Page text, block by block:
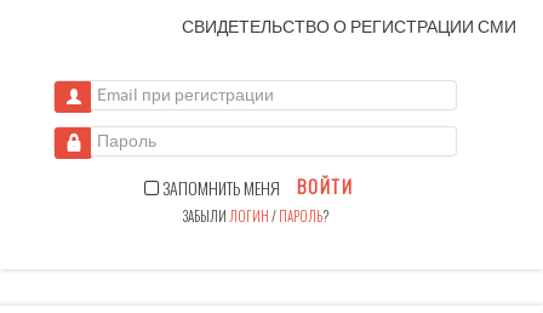
СВИДЕТЕЛЬСТВО О РЕГИСТРАЦИИСМИ
Email при регистрации
Пароль
ЗАПОМНИТЬ МЕНЯ ВОЙТИ
ЗАБЫЛИ ЛОГИН/ПАРОЛЬ?